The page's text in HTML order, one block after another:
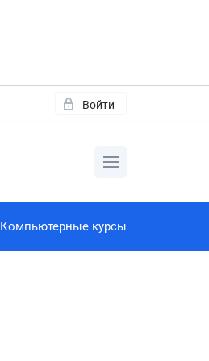
Войти
Компьютерные курсы